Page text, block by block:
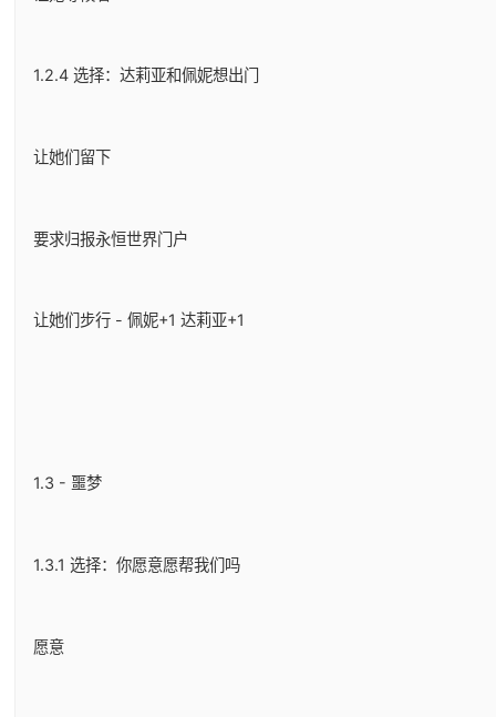
1.2.4 选择：达莉亚和佩妮想出门
让她们留下
要求归报永恒世界门户
让她们步行 - 佩妮+1 达莉亚+1
1.3 - 噩梦
1.3.1 选择：你愿意愿帮我们吗
愿意